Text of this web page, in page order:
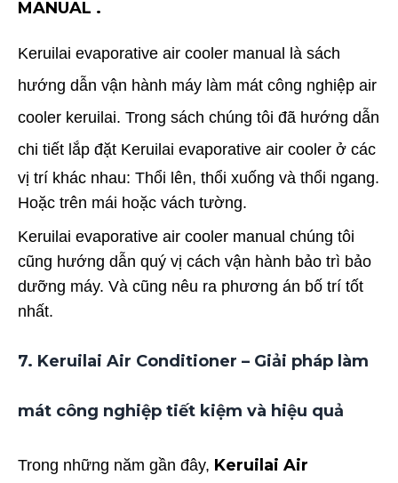
MANUAL .
Keruilai evaporative air cooler manual là sách
hướng dẫn vận hành máy làm mát công nghiệp air
cooler keruilai. Trong sách chúng tôi đã hướng dẫn
chi tiết lắp đặt Keruilai evaporative air cooler ở các
vị trí khác nhau: Thổi lên, thổi xuống và thổi ngang.
Hoặc trên mái hoặc vách tường.
Keruilai evaporative air cooler manual chúng tôi
cũng hướng dẫn quý vị cách vận hành bảo trì bảo
dưỡng máy. Và cũng nêu ra phương án bố trí tốt
nhất.
7. Keruilai Air Conditioner – Giải pháp làm
mát công nghiệp tiết kiệm và hiệu quả
Trong những năm gần đây, Keruilai Air